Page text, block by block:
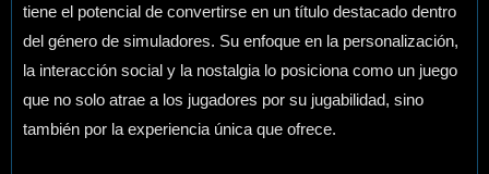
tiene el potencial de convertirse en un título destacado dentro
del género de simuladores. Su enfoque en la personalización,
la interacción social y la nostalgia lo posiciona como un juego
que no solo atrae a los jugadores por su jugabilidad, sino
también por la experiencia única que ofrece.